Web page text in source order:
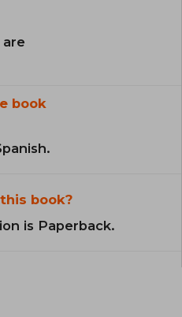
book
book?
is Paperback.